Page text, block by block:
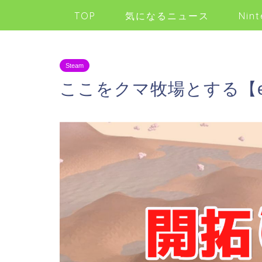
TOP 気になるニュース
Steam
ここをクマ牧場とする